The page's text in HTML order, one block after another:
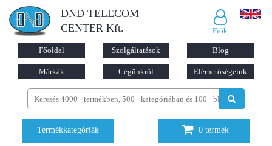
DND TELECOM
CENTER Kft.
Fiók
Főoldal Szolgáltatások Blog
Márkák Cégünkről Elérhetőségeink
Termékkategóriák 0 termék